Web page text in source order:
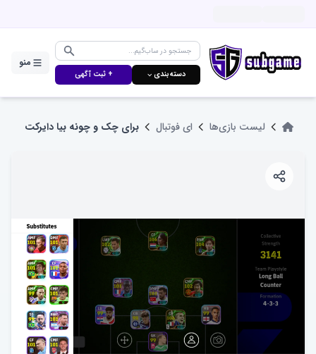
دسته‌بندی ⌵ + ثبت آگهی
منو
لیست بازی‌ها ای فوتبال برای چک و چونه بیا دایرکت